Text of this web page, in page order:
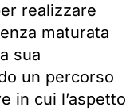
realizzare
maturata
sua
un percorso
in cui l’aspetto